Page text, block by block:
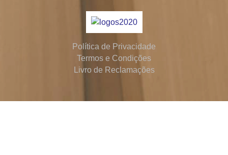
Política de Privacidade
Termos e Condições
Livro de Reclamações